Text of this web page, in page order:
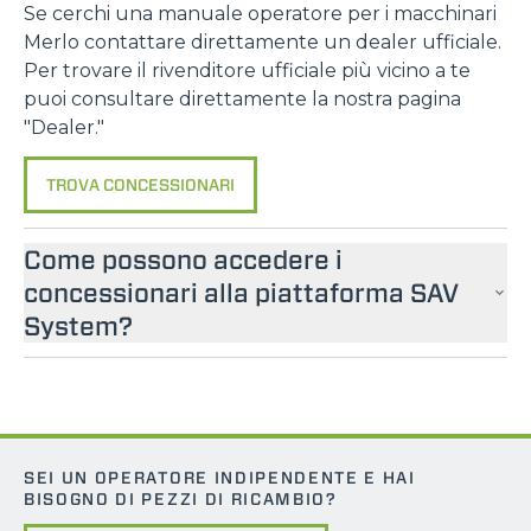
Marketing
Accetta selezionati
Rifiuta
Se cerchi una manuale operatore per i macchinari
Merlo contattare direttamente un dealer ufficiale.
Per trovare il rivenditore ufficiale più vicino a te
puoi consultare direttamente la nostra pagina
"Dealer."
TROVA CONCESSIONARI
Come possono accedere i
concessionari alla piattaforma SAV
System?
SEI UN OPERATORE INDIPENDENTE E HAI
BISOGNO DI PEZZI DI RICAMBIO?